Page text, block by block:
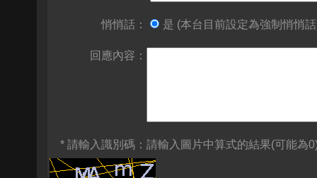
悄悄話： 是 (本台目前設定為強制悄悄
回應內容：
* 請輸入識別碼： 請輸入圖片中算式的結果(可能為